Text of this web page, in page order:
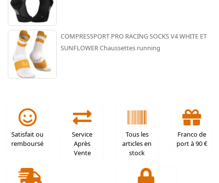
COMPRESSPORT PRO RACING SOCKS V4 WHITE ET
SUNFLOWER Chaussettes running
Satisfait ou
remboursé
Service
Après
Vente
Tous les
articles en
stock
Franco de
port à 90 €